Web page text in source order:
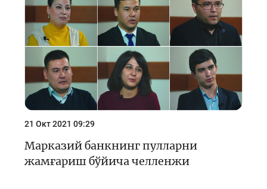
21 Окт 2021 09:29
Марказий банкнинг пулларни
жамғариш бўйича челленжи